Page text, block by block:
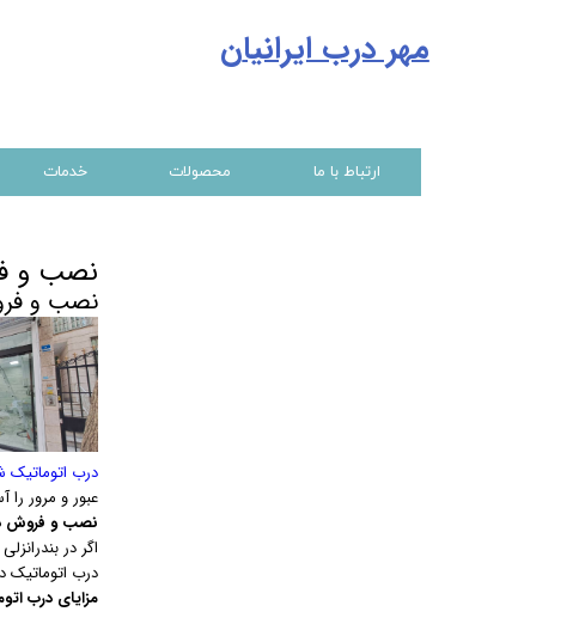
ارتباط با ما محصولات خدمات
مهر درب ایرانیان
نصب و
نصب و
درب
عبور و مرور
نصب و فروش
اگر در
درب اتوماتیک
مزایای درب